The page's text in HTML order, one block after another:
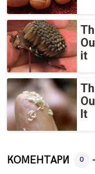
it
It
КОМЕНТАРИ 0